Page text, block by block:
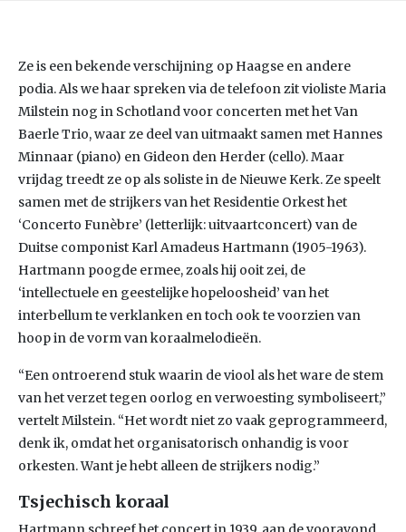
Ze is een bekende verschijning op Haagse en andere
podia. Als we haar spreken via de telefoon zit violiste Maria
Milstein nog in Schotland voor concerten met het Van
Baerle Trio, waar ze deel van uitmaakt samen met Hannes
Minnaar (piano) en Gideon den Herder (cello). Maar
vrijdag treedt ze op als soliste in de Nieuwe Kerk. Ze speelt
samen met de strijkers van het Residentie Orkest het
‘Concerto Funèbre’ (letterlijk: uitvaartconcert) van de
Duitse componist Karl Amadeus Hartmann (1905-1963).
Hartmann poogde ermee, zoals hij ooit zei, de
‘intellectuele en geestelijke hopeloosheid’ van het
interbellum te verklanken en toch ook te voorzien van
hoop in de vorm van koraalmelodieën.
“Een ontroerend stuk waarin de viool als het ware de stem
van het verzet tegen oorlog en verwoesting symboliseert,”
vertelt Milstein. “Het wordt niet zo vaak geprogrammeerd,
denk ik, omdat het organisatorisch onhandig is voor
orkesten. Want je hebt alleen de strijkers nodig.”
Tsjechisch koraal